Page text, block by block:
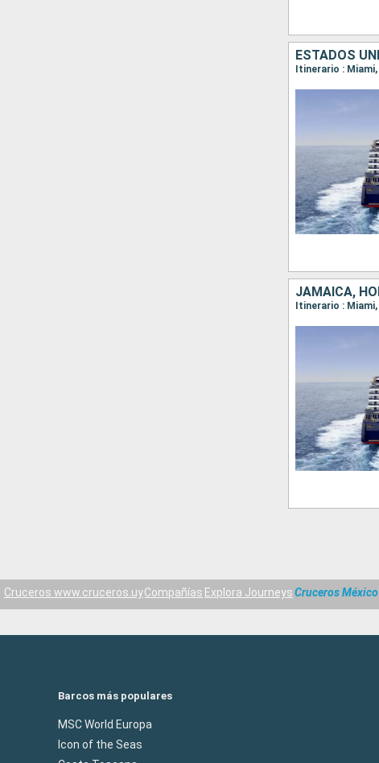
Cruceros www.cruceros.uyCompañías Explora JourneysCruceros México
Barcos más populares
MSC World Europa
Icon of the Seas